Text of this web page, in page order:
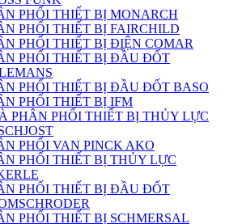
PHỐI THIẾT BỊ MONARCH
PHỐI THIẾT BỊ FAIRCHILD
PHỐI THIẾT BỊ ĐIỆN COMAR
PHỐI THIẾT BỊ ĐẦU ĐỐT
PHỐI THIẾT BỊ ĐẦU ĐỐT BASO
PHỐI THIẾT BỊ IFM
PHÂN PHỐI THIẾT BỊ THỦY LỰC
PHỐI VAN PINCK AKO
PHỐI THIẾT BỊ THỦY LỰC
PHỐI THIẾT BỊ ĐẦU ĐỐT
PHỐI THIẾT BỊ SCHMERSAL